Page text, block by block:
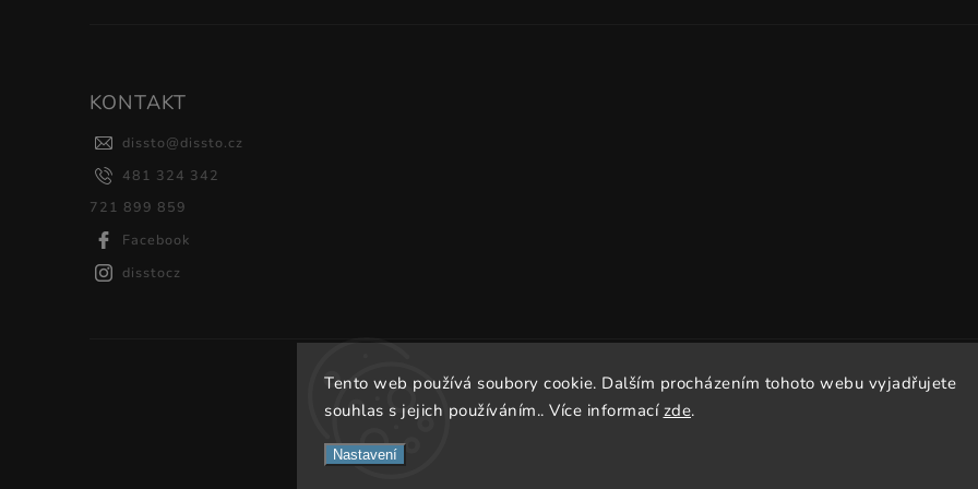
Tento web používá soubory cookie. Dalším procházením tohoto webu vyjadřujete
souhlas s jejich používáním.. Více informací zde.
Nastavení
KONTAKT
dissto@dissto.cz
481 324 342
721 899 859
Facebook
disstocz
Copyright 2026Dissto. Všechna práva vyhrazena.
VytvořilShoptet